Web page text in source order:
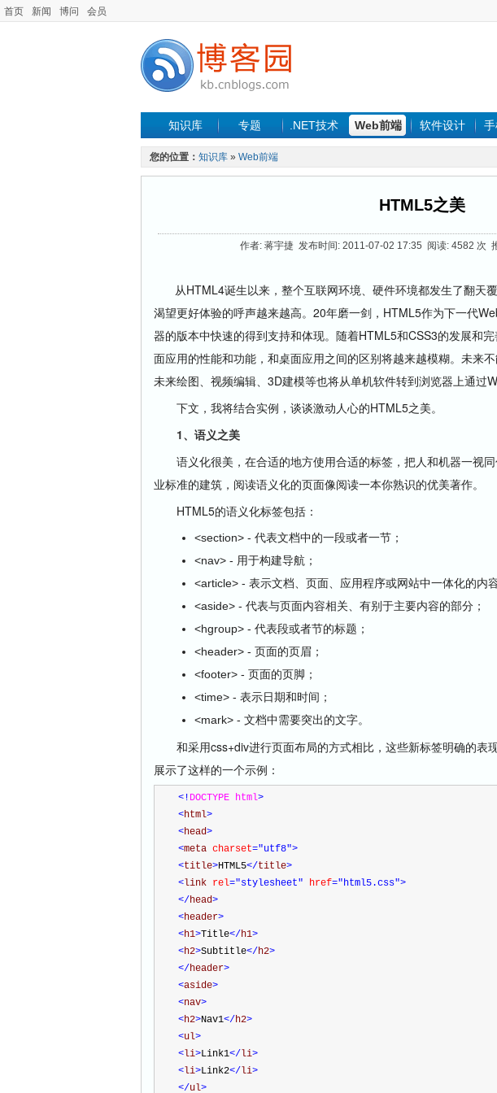
首页 新闻 博问 会员
知识库 专题 .NET技术 Web前端 软件设计
您的位置： 知识库 » Web前端
HTML5之美
作者: 蒋宇捷 发布时间: 2011-07-02 17:35 阅读: 4582 次
从HTML4诞生以来，整个互联网环境、硬件环境都发生了翻天
渴望更好体验的呼声越来越高。20年磨一剑，HTML5作为下一代
器的版本中快速的得到支持和体现。随着HTML5和CSS3的发展和
面应用的性能和功能，和桌面应用之间的区别将越来越模糊。未来
未来绘图、视频编辑、3D建模等也将从单机软件转到浏览器上通过
下文，我将结合实例，谈谈激动人心的HTML5之美。
1、语义之美
语义化很美，在合适的地方使用合适的标签，把人和机器一视
业标准的建筑，阅读语义化的页面像阅读一本你熟识的优美著作。
HTML5的语义化标签包括：
<section> - 代表文档中的一段或者一节；
<nav> - 用于构建导航；
<article> - 表示文档、页面、应用程序或网站中一体化的内容
<aside> - 代表与页面内容相关、有别于主要内容的部分；
<hgroup> - 代表段或者节的标题；
<header> - 页面的页眉；
<footer> - 页面的页脚；
<time> - 表示日期和时间；
<mark> - 文档中需要突出的文字。
和采用css+div进行页面布局的方式相比，这些新标签明确的表
展示了这样的一个示例：
<! DOCTYPE html>
<html>
<head>
<meta charset="utf8">
<title>HTML5</title>
<link rel="stylesheet" href="html5.css">
</head>
<header>
<h1>Title</h1>
<h2>Subtitle</h2>
</header>
<aside>
<nav>
<h2>Nav1</h2>
<ul>
<li>Link1</ li>
<li>Link2</ li>
</ul>